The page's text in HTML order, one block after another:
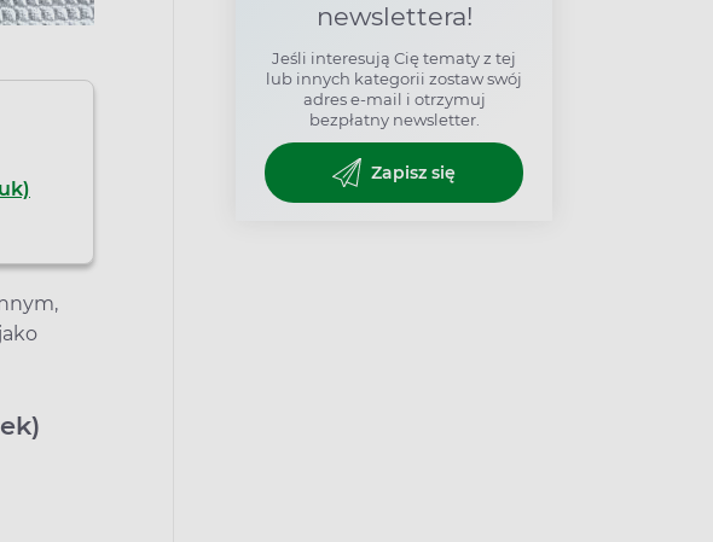
newslettera!
Jeśli interesują Cię tematy z tej
lub innych kategorii zostaw swój
adres e-mail i otrzymuj
bezpłatny newsletter.
Zapisz się